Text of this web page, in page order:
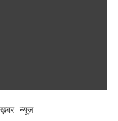
ख़बर न्यूज़